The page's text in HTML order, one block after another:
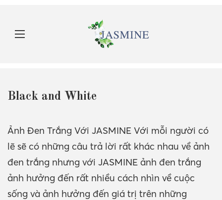
Black and White
Ảnh Đen Trắng Với JASMINE Với mỗi người có
lẽ sẽ có những câu trả lời rất khác nhau về ảnh
đen trắng nhưng với JASMINE ảnh đen trắng
ảnh hưởng đến rất nhiều cách nhìn về cuộc
sống và ảnh hưởng đến giá trị trên những